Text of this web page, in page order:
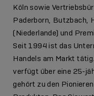
Köln sowie
Paderborn, Butzbach,
(Niederlande) und
Seit 1994 ist das
Handels am Markt
verfügt über eine 25-
gehört zu den